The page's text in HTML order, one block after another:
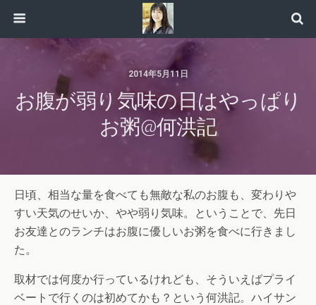
2014年5月11日
お腹が弱り気味の日はやっぱり
お粥@何洪記
日頃、相当な量を食べても無敵な私のお腹も、変わりや
すい天気のせいか、やや弱り気味。ということで、先日
お友達とのランチはお腹に優しいお粥を食べに行きまし
た。
取材では何度か行っているけれども、そういえばプライ
ベートで行くのは初めてかも？という何洪記。ハイサン